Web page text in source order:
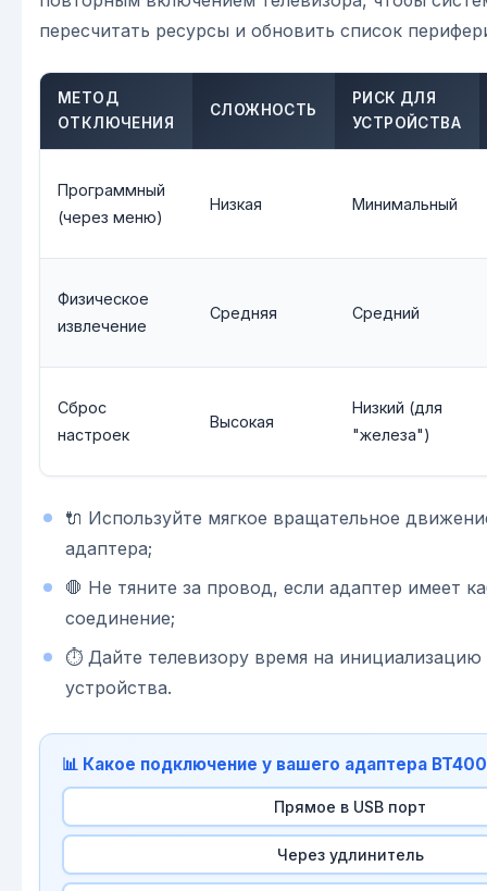
пересчитать ресурсы и обновить список
МЕТОД
ОТКЛЮЧЕНИЯ
СЛОЖНОСТЬ
РИСК ДЛЯ
УСТРОЙСТВА
Программный
(через меню)
Низкая Минимальный
Физическое
извлечение
Средняя Средний
Сброс
настроек
Высокая
Низкий (для
"железа")
🔌 Используйте мягкое вращательное
адаптера;
🛑 Не тяните за провод, если адаптер имеет
соединение;
⏱ Дайте телевизору время на инициализацию
устройства.
📊 Какое подключение у вашего адаптера
Прямое в USB порт
Через удлинитель